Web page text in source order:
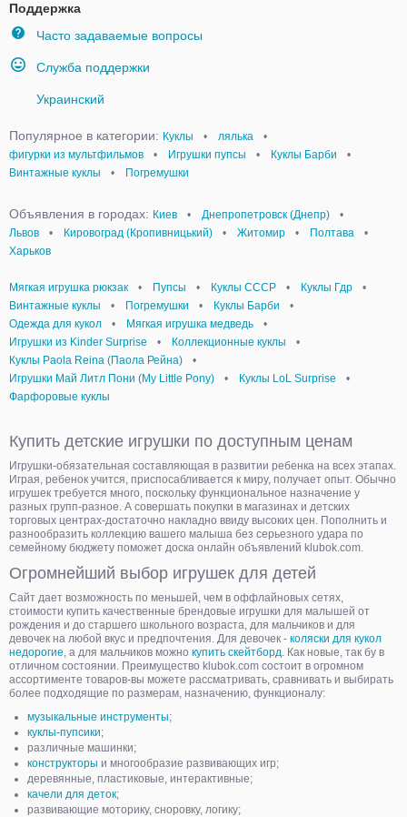
Поддержка
Часто задаваемые вопросы
Служба поддержки
Украинский
Популярное в категории: Куклы • лялька
•
фигурки из мультфильмов
• Игрушки пупсы • Куклы Барби
•
Винтажные куклы
• Погремушки
Объявления в городах: Киев • Днепропетровск (Днепр)
•
Львов
• Кировоград (Кропивницький) • Житомир • Полтава
•
Харьков
Мягкая игрушка рюкзак • Пупсы • Куклы СССР • Куклы Гдр
•
Винтажные куклы
• Погремушки • Куклы Барби
•
Одежда для кукол
• Мягкая игрушка медведь
•
Игрушки из Kinder Surprise
• Коллекционные куклы
•
Куклы Paola Reina (Паола Рейна)
•
Игрушки Май Литл Пони (My Little Pony)
• Куклы LoL Surprise
•
Фарфоровые куклы
Купить детские игрушки по доступным ценам
Игрушки-обязательная составляющая в развитии ребенка на всех этапах.
Играя, ребенок учится, приспосабливается к миру, получает опыт. Обычно
игрушек требуется много, поскольку функциональное назначение у
разных групп-разное. А совершать покупки в магазинах и детских
торговых центрах-достаточно накладно ввиду высоких цен. Пополнить и
разнообразить коллекцию вашего малыша без серьезного удара по
семейному бюджету поможет доска онлайн объявлений klubok.com.
Огромнейший выбор игрушек для детей
Сайт дает возможность по меньшей, чем в оффлайновых сетях,
стоимости купить качественные брендовые игрушки для малышей от
рождения и до старшего школьного возраста, для мальчиков и для
девочек на любой вкус и предпочтения. Для девочек - коляски для кукол
недорогие, а для мальчиков можно купить скейтборд. Как новые, так бу в
отличном состоянии. Преимущество klubok.com состоит в огромном
ассортименте товаров-вы можете рассматривать, сравнивать и выбирать
более подходящие по размерам, назначению, функционалу:
музыкальные инструменты;
куклы-пупсики;
различные машинки;
конструкторы и многообразие развивающих игр;
деревянные, пластиковые, интерактивные;
качели для деток;
развивающие моторику, сноровку, логику;